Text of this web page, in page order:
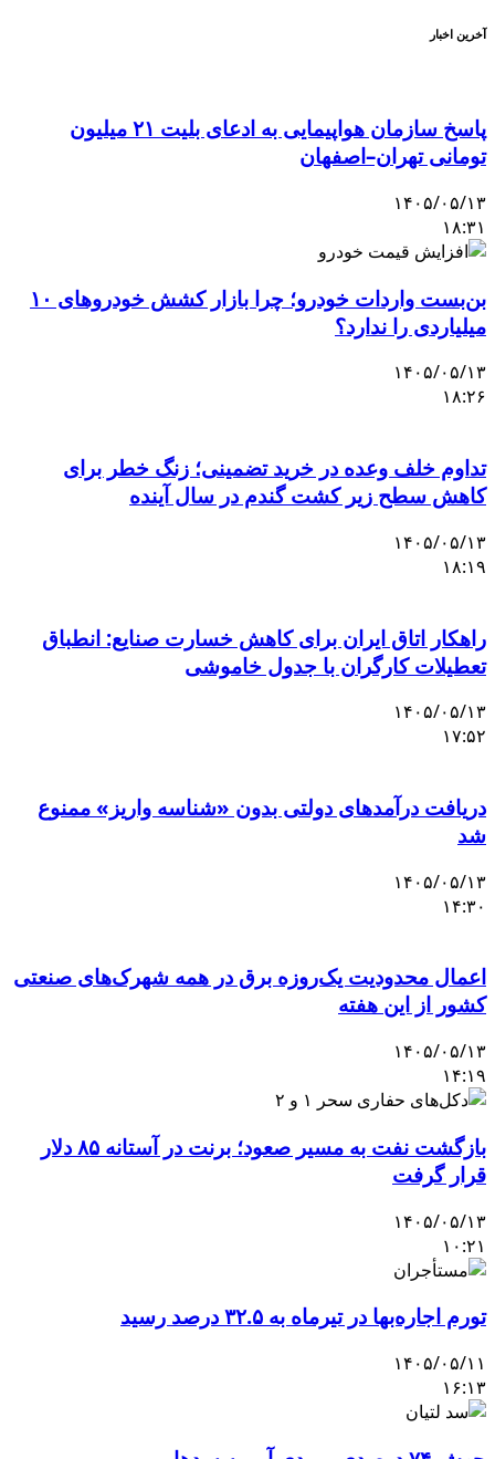
آخرین اخبار
پاسخ سازمان هواپیمایی به ادعای بلیت ۲۱ میلیون
تومانی تهران–اصفهان
۱۴۰۵/۰۵/۱۳
۱۸:۳۱
بن‌بست واردات خودرو؛ چرا بازار کشش خودروهای ۱۰
میلیاردی را ندارد؟
۱۴۰۵/۰۵/۱۳
۱۸:۲۶
تداوم خلف وعده در خرید تضمینی؛ زنگ خطر برای
کاهش سطح زیر کشت گندم در سال آینده
۱۴۰۵/۰۵/۱۳
۱۸:۱۹
راهکار اتاق ایران برای کاهش خسارت صنایع: انطباق
تعطیلات کارگران با جدول خاموشی
۱۴۰۵/۰۵/۱۳
۱۷:۵۲
دریافت درآمدهای دولتی بدون «شناسه واریز» ممنوع
شد
۱۴۰۵/۰۵/۱۳
۱۴:۳۰
اعمال محدودیت یک‌روزه برق در همه شهرک‌های صنعتی
کشور از این هفته
۱۴۰۵/۰۵/۱۳
۱۴:۱۹
بازگشت نفت به مسیر صعود؛ برنت در آستانه ۸۵ دلار
قرار گرفت
۱۴۰۵/۰۵/۱۳
۱۰:۲۱
تورم اجاره‌بها در تیرماه به ۳۲.۵ درصد رسید
۱۴۰۵/۰۵/۱۱
۱۶:۱۳